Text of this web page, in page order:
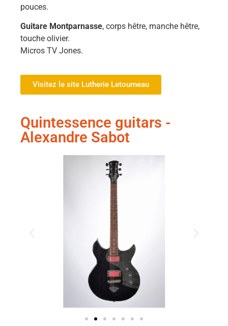
pouces.
Guitare Montparnasse, corps hêtre, manche hêtre,
touche olivier.
Micros TV Jones.
Visitez le site Lutherie Letourneau
Quintessence guitars -
Alexandre Sabot